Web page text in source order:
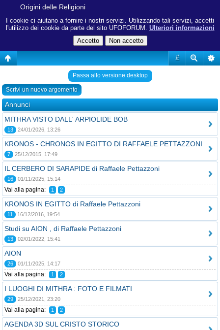
I cookie ci aiutano a fornire i nostri servizi. Utilizzando tali servizi, accetti
l'utilizzo dei cookie da parte del sito UFOFORUM. Ulteriori informazioni
#
Origini delle Religioni
Passa allo versione desktop
Scrivi un nuovo argomento
Annunci
MITHRA VISTO DALL' ARPIOLIDE BOB
13 24/01/2026, 13:26
KRONOS - CHRONOS IN EGITTO DI RAFFAELE PETTAZZONI
7 25/12/2015, 17:49
IL CERBERO DI SARAPIDE di Raffaele Pettazzoni
16 01/11/2025, 15:14
Vai alla pagina: 1 2
KRONOS IN EGITTO di Raffaele Pettazzoni
11 16/12/2016, 19:54
Studi su AION , di Raffaele Pettazzoni
13 02/01/2022, 15:41
AION
26 01/11/2025, 14:17
Vai alla pagina: 1 2
I LUOGHI DI MITHRA : FOTO E FILMATI
29 25/12/2021, 23:20
Vai alla pagina: 1 2
AGENDA 3D SUL CRISTO STORICO